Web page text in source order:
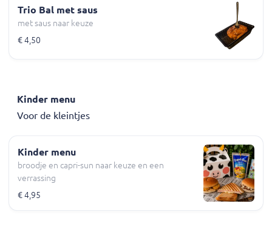
Trio Bal met saus
met saus naar keuze
€ 4,50
Kinder menu
Voor de kleintjes
Kinder menu
broodje en capri-sun naar keuze en een
verrassing
€ 4,95